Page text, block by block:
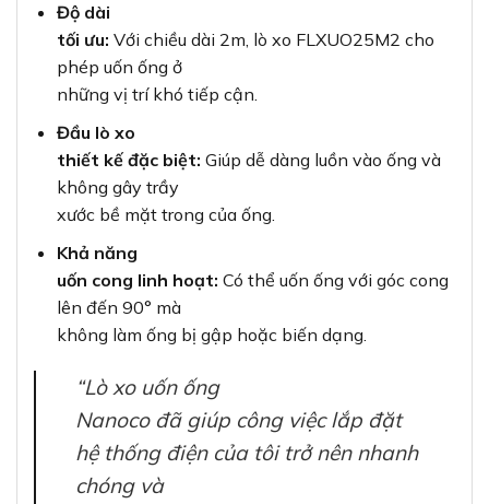
Độ dài
tối ưu: Với chiều dài 2m, lò xo FLXUO25M2 cho
phép uốn ống ở
những vị trí khó tiếp cận.
Đầu lò xo
thiết kế đặc biệt: Giúp dễ dàng luồn vào ống và
không gây trầy
xước bề mặt trong của ống.
Khả năng
uốn cong linh hoạt: Có thể uốn ống với góc cong
lên đến 90° mà
không làm ống bị gập hoặc biến dạng.
“Lò xo uốn ống
Nanoco đã giúp công việc lắp đặt
hệ thống điện của tôi trở nên nhanh
chóng và